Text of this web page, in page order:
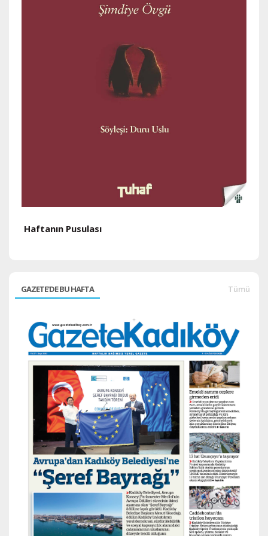
Haftanın Pusulası
GAZETE'DE BU HAFTA Tümü